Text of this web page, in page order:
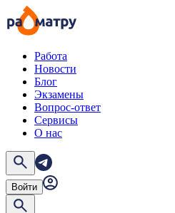
Работа
Новости
Блог
Экзамены
Вопрос-ответ
Сервисы
О нас
Войти